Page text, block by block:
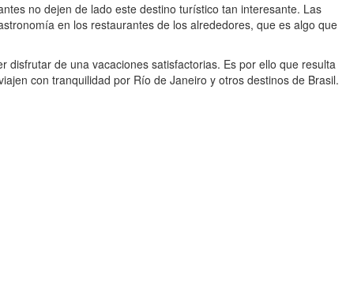
no dejen de lado este destino turístico tan interesante. Las
en los restaurantes de los alrededores, que es algo que
de una vacaciones satisfactorias. Es por ello que resulta
con tranquilidad por Río de Janeiro y otros destinos de Brasil.